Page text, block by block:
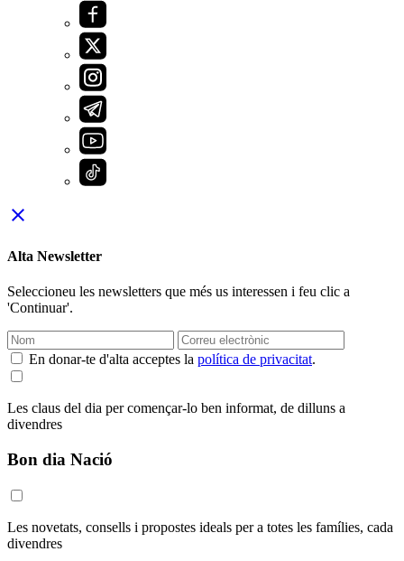
close
Alta Newsletter
Seleccioneu les newsletters que més us interessen i feu clic a
'Continuar'.
En donar-te d'alta acceptes la política de privacitat.
Les claus del dia per començar-lo ben informat, de dilluns a
divendres
Bon dia Nació
Les novetats, consells i propostes ideals per a totes les famílies, cada
divendres